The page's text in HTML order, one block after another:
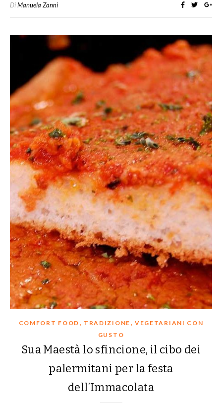
DiManuela Zanni
COMFORT FOOD , TRADIZIONE , VEGETARIANI CON
GUSTO
Sua Maestà lo sfincione, il cibo dei
palermitani per la festa
dell’Immacolata